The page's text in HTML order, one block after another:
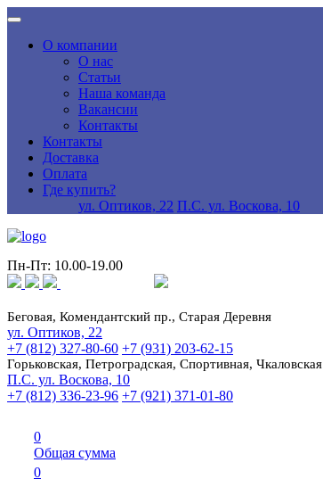
О компании
О нас
Статьи
Наша команда
Вакансии
Контакты
Контакты
Доставка
Оплата
Где купить?
ул. Оптиков, 22 П.С. ул. Воскова, 10
Пн-Пт: 10.00-19.00
Беговая, Комендантский пр., Старая Деревня
ул. Оптиков, 22
+7 (812) 327-80-60 +7 (931) 203-62-15
Горьковская, Петроградская, Спортивная, Чкаловская
П.С. ул. Воскова, 10
+7 (812) 336-23-96 +7 (921) 371-01-80
0
Общая сумма
0